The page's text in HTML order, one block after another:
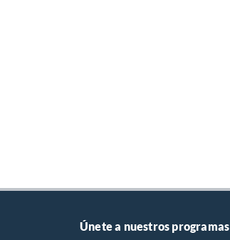
Únete a nuestros programas